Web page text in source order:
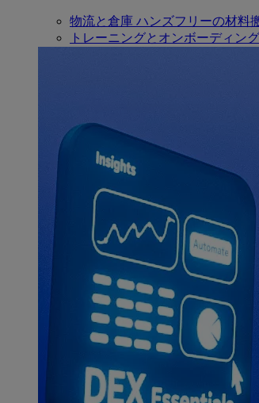
物流と倉庫 ハンズフリーの材料
トレーニングとオンボーディング